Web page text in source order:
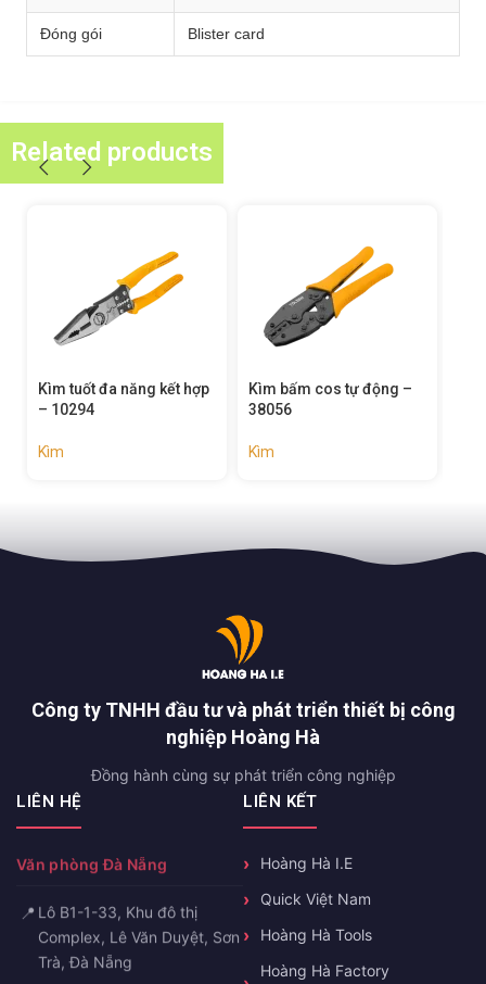
Đóng gói Blister card
Related products
Kìm tuốt đa năng kết hợp
– 10294
Kìm
Kìm bấm cos tự động –
38056
Kìm
Công ty TNHH đầu tư và phát triển thiết bị công
nghiệp Hoàng Hà
Đồng hành cùng sự phát triển công nghiệp
LIÊN HỆ
Văn phòng Đà Nẵng
📍 Lô B1-1-33, Khu đô thị
Complex, Lê Văn Duyệt, Sơn
Trà, Đà Nẵng
LIÊN KẾT
Hoàng Hà I.E
Quick Việt Nam
Hoàng Hà Tools
Hoàng Hà Factory